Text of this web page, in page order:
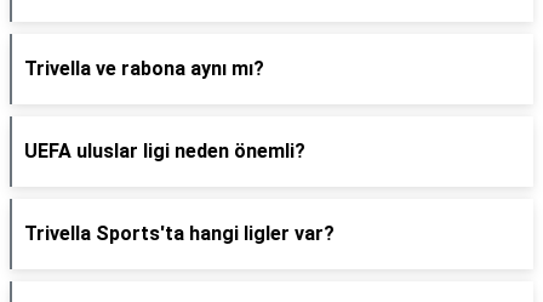
Trivella ve rabona aynı mı?
UEFA uluslar ligi neden önemli?
Trivella Sports'ta hangi ligler var?